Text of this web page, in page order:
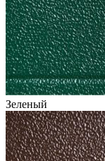
Зеленый